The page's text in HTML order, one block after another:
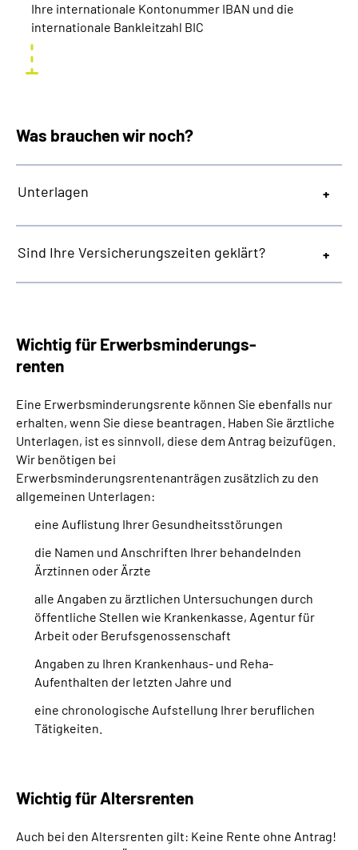
Ihre internationale Kontonummer IBAN und die
internationale Bankleitzahl BIC
Was brauchen wir noch?
Unterlagen
Sind Ihre Versicherungszeiten geklärt?
Wichtig für Erwerbsminderungs-
renten
Eine Erwerbsminderungsrente können Sie ebenfalls nur
erhalten, wenn Sie diese beantragen. Haben Sie ärztliche
Unterlagen, ist es sinnvoll, diese dem Antrag beizufügen.
Wir benötigen bei
Erwerbsminderungsrentenanträgen zusätzlich zu den
allgemeinen Unterlagen:
eine Auflistung Ihrer Gesundheitsstörungen
die Namen und Anschriften Ihrer behandelnden
Ärztinnen oder Ärzte
alle Angaben zu ärztlichen Untersuchungen durch
öffentliche Stellen wie Krankenkasse, Agentur für
Arbeit oder Berufsgenossenschaft
Angaben zu Ihren Krankenhaus- und Reha-
Aufenthalten der letzten Jahre und
eine chronologische Aufstellung Ihrer beruflichen
Tätigkeiten.
Wichtig für Altersrenten
Auch bei den Altersrenten gilt: Keine Rente ohne Antrag!